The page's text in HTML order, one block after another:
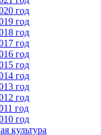
год
год
год
год
год
год
год
год
год
год
год
культура